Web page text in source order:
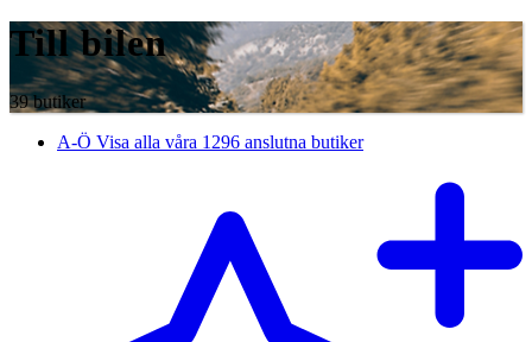
Till bilen
39 butiker
A-Ö Visa alla våra 1296 anslutna butiker